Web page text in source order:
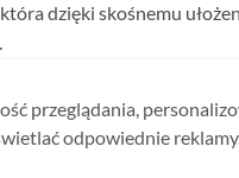
dzięki skośnemu
podszewką
,
przeglądania,
odpowiednie